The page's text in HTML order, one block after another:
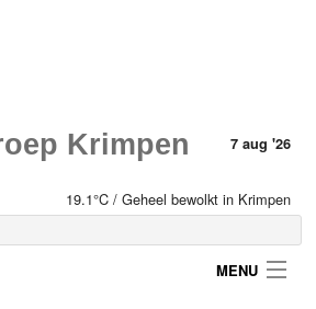
Krimpen 7 aug '26
19.1°C / Geheel bewolkt in Krimpen
MENU